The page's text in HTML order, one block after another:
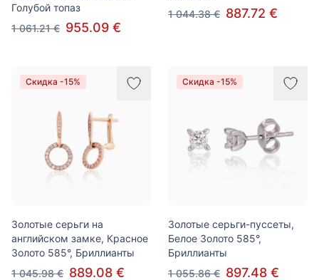
Голубой топаз
1 061.21 € 955.09 €
1 044.38 € 887.72 €
Скидка -15%
Золотые серьги на
английском замке, Красное
Золото 585°, Бриллианты
1 045.98 € 889.08 €
Скидка -15%
Золотые серьги-пуссеты,
Белое Золото 585°,
Бриллианты
1 055.86 € 897.48 €